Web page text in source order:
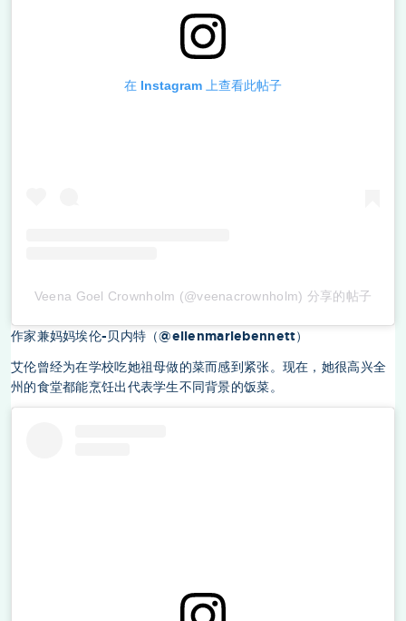
在 Instagram 上查看此帖子
Veena Goel Crownholm (@veenacrownholm) 分享的帖子
作家兼妈妈埃伦-贝内特（@ellenmariebennett）
艾伦曾经为在学校吃她祖母做的菜而感到紧张。现在，她很高兴全
州的食堂都能烹饪出代表学生不同背景的饭菜。